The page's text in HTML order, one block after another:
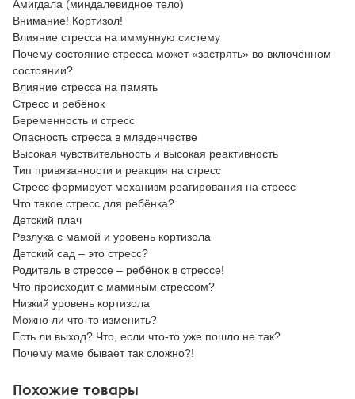
Амигдала (миндалевидное тело)
Внимание! Кортизол!
Влияние стресса на иммунную систему
Почему состояние стресса может «застрять» во включённом
состоянии?
Влияние стресса на память
Стресс и ребёнок
Беременность и стресс
Опасность стресса в младенчестве
Высокая чувствительность и высокая реактивность
Тип привязанности и реакция на стресс
Стресс формирует механизм реагирования на стресс
Что такое стресс для ребёнка?
Детский плач
Разлука с мамой и уровень кортизола
Детский сад – это стресс?
Родитель в стрессе – ребёнок в стрессе!
Что происходит с маминым стрессом?
Низкий уровень кортизола
Можно ли что-то изменить?
Есть ли выход? Что, если что-то уже пошло не так?
Почему маме бывает так сложно?!
Похожие товары